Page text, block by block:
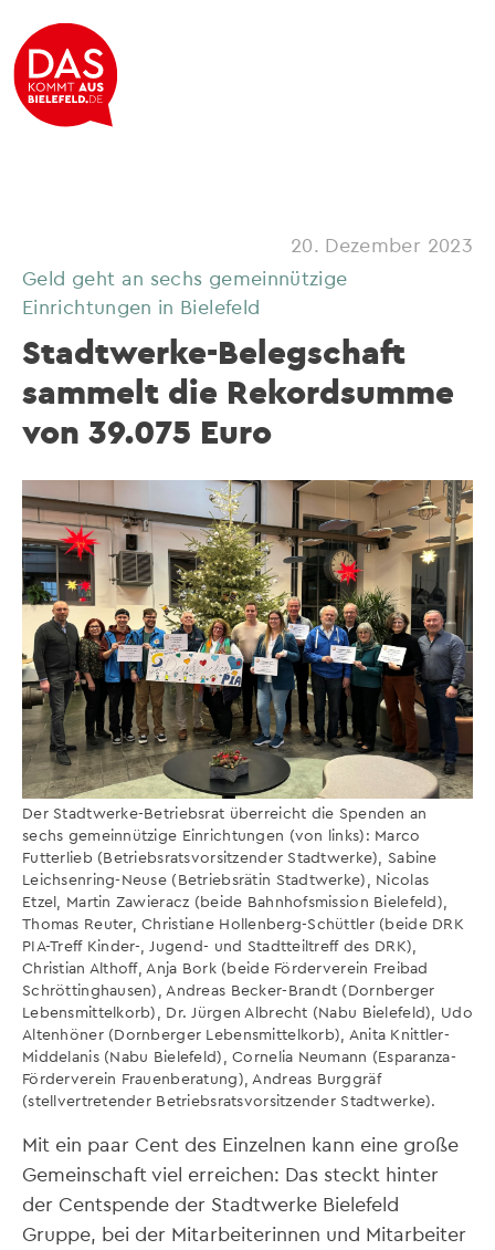
20. Dezember 2023
Geld geht an sechs gemeinnützige
Einrichtungen in Bielefeld
Stadtwerke-Belegschaft
sammelt die Rekordsumme
von 39.075 Euro
Der Stadtwerke-Betriebsrat überreicht die Spenden an
sechs gemeinnützige Einrichtungen (von links): Marco
Futterlieb (Betriebsratsvorsitzender Stadtwerke), Sabine
Leichsenring-Neuse (Betriebsrätin Stadtwerke), Nicolas
Etzel, Martin Zawieracz (beide Bahnhofsmission Bielefeld),
Thomas Reuter, Christiane Hollenberg-Schüttler (beide DRK
PIA-Treff Kinder-, Jugend- und Stadtteiltreff des DRK),
Christian Althoff, Anja Bork (beide Förderverein Freibad
Schröttinghausen), Andreas Becker-Brandt (Dornberger
Lebensmittelkorb), Dr. Jürgen Albrecht (Nabu Bielefeld), Udo
Altenhöner (Dornberger Lebensmittelkorb), Anita Knittler-
Middelanis (Nabu Bielefeld), Cornelia Neumann (Esparanza-
Förderverein Frauenberatung), Andreas Burggräf
(stellvertretender Betriebsratsvorsitzender Stadtwerke).
Mit ein paar Cent des Einzelnen kann eine große
Gemeinschaft viel erreichen: Das steckt hinter
der Centspende der Stadtwerke Bielefeld
Gruppe, bei der Mitarbeiterinnen und Mitarbeiter